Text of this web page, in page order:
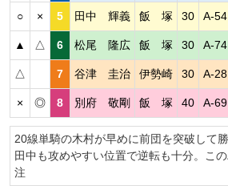
○ × 5 田中 輝義 飯 塚 30 A-54
▲ △ 6 松尾 隆広 飯 塚 30 A-74
△ 7 谷津 圭治 伊勢崎 30 A-28
× ◎ 8 別府 敬剛 飯 塚 40 A-69
20線単騎の木村が早めに前団を突破して
田中も攻めやすい位置で逆転も十分。こ
注